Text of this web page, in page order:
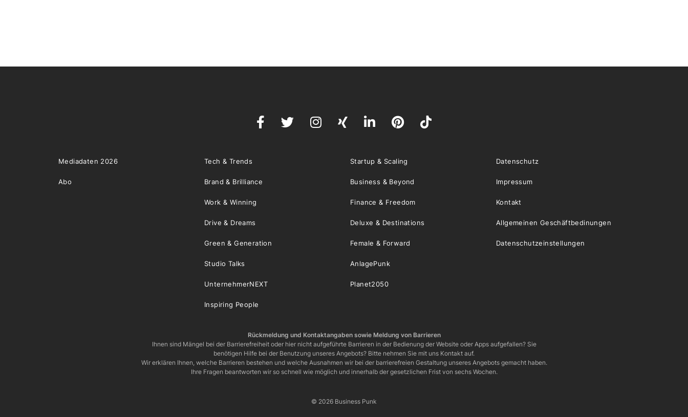
Mediadaten 2026
Abo
Tech & Trends Startup & Scaling
Brand & Brilliance Business & Beyond
Work & Winning Finance & Freedom
Drive & Dreams Deluxe & Destinations
Green & Generation Female & Forward
Studio Talks AnlagePunk
UnternehmerNEXT Planet2050
Inspiring People
Datenschutz
Impressum
Kontakt
Allgemeinen Geschäftbedinungen
Datenschutzeinstellungen
Rückmeldung und Kontaktangaben sowie Meldung von Barrieren
Ihnen sind Mängel bei der Barrierefreiheit oder hier nicht aufgeführte Barrieren in der Bedienung der Website oder Apps aufgefallen? Sie
benötigen Hilfe bei der Benutzung unseres Angebots? Bitte nehmen Sie mit uns Kontakt auf.
Wir erklären Ihnen, welche Barrieren bestehen und welche Ausnahmen wir bei der barrierefreien Gestaltung unseres Angebots gemacht haben.
Ihre Fragen beantworten wir so schnell wie möglich und innerhalb der gesetzlichen Frist von sechs Wochen.
© 2026 Business Punk